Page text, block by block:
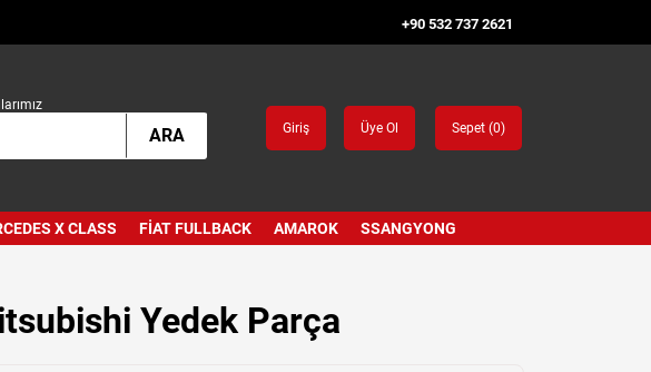
+90 532 737 2621
ARA Giriş Üye Ol Sepet (0)
X CLASS FIAT FULLBACK AMAROK SSANGYONG
Yedek Parça